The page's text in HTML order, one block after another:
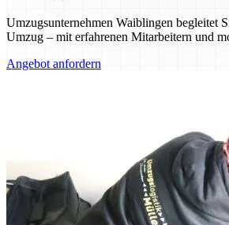
Umzugsunternehmen Waiblingen begleitet
Umzug – mit erfahrenen Mitarbeitern und
Angebot anfordern